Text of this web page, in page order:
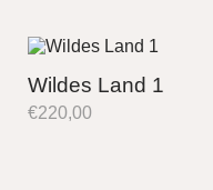
Wildes Land 1
€220,00